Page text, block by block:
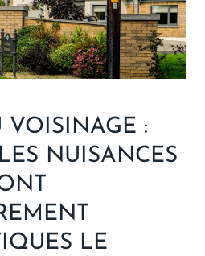
VOISINAGE :
NUISANCES
LE